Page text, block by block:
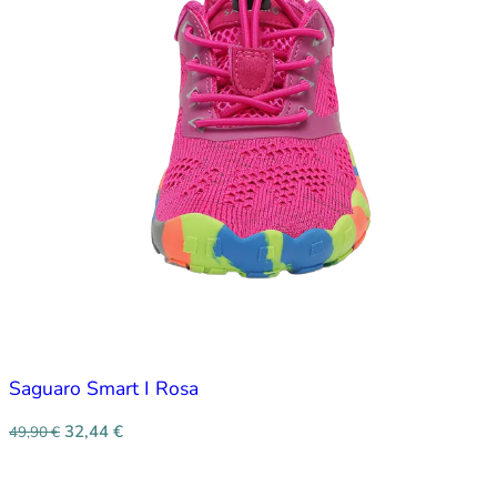
Saguaro Smart I Rosa
49,90€ 32,44 €